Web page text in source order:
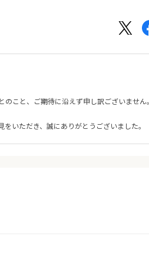
こと、ご期待に沿えず申し訳ございませ
いただき、誠にありがとうございました。